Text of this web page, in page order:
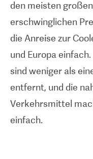
erreichbar und
den meisten
erschwinglichen
die Anreise zur
und Europa
sind weniger als
entfernt, und die
Verkehrsmittel
einfach.